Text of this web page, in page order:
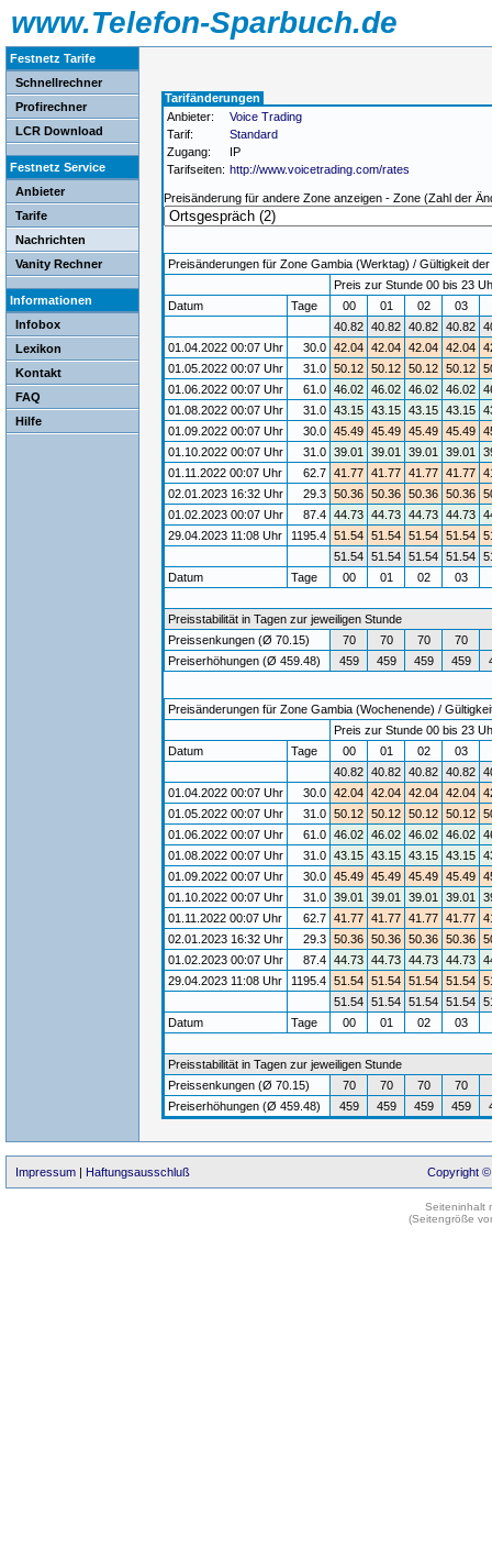
www.Telefon-Sparbuch.de
Festnetz Tarife
Schnellrechner
Profirechner
LCR Download
Festnetz Service
Anbieter
Tarife
Nachrichten
Vanity Rechner
Informationen
Infobox
Lexikon
Kontakt
FAQ
Hilfe
Tarifänderungen
Anbieter:
Voice Trading
Tarif:
Standard
Zugang:
IP
Tarifseiten: http://www.voicetrading.com/rates
Preisänderung für andere Zone anzeigen - Zone (Zahl der
Preisänderungen für Zone Gambia (Werktag) / Gültigkeit
Preis zur Stunde 00 bis 23
Datum
Tage 00 01 02 03
40.82 40.82 40.82 40.82
01.04.2022 00:07 Uhr
30.0 42.04 42.04 42.04 42.04
01.05.2022 00:07 Uhr
31.0 50.12 50.12 50.12 50.12
01.06.2022 00:07 Uhr
61.0 46.02 46.02 46.02 46.02
01.08.2022 00:07 Uhr
31.0 43.15 43.15 43.15 43.15
01.09.2022 00:07 Uhr
30.0 45.49 45.49 45.49 45.49
01.10.2022 00:07 Uhr
31.0 39.01 39.01 39.01 39.01
01.11.2022 00:07 Uhr
62.7 41.77 41.77 41.77 41.77
02.01.2023 16:32 Uhr
29.3 50.36 50.36 50.36 50.36
01.02.2023 00:07 Uhr
87.4 44.73 44.73 44.73 44.73
29.04.2023 11:08 Uhr
1195.4 51.54 51.54 51.54 51.54
51.54 51.54 51.54 51.54
Datum
Tage 00 01 02 03
Preisstabilität in Tagen zur jeweiligen Stunde
Preissenkungen (Ø 70.15)
70 70 70 70
Preiserhöhungen (Ø 459.48)
459 459 459 459
Preisänderungen für Zone Gambia (Wochenende) /
Preis zur Stunde 00 bis 23
Datum
Tage 00 01 02 03
40.82 40.82 40.82 40.82
01.04.2022 00:07 Uhr
30.0 42.04 42.04 42.04 42.04
01.05.2022 00:07 Uhr
31.0 50.12 50.12 50.12 50.12
01.06.2022 00:07 Uhr
61.0 46.02 46.02 46.02 46.02
01.08.2022 00:07 Uhr
31.0 43.15 43.15 43.15 43.15
01.09.2022 00:07 Uhr
30.0 45.49 45.49 45.49 45.49
01.10.2022 00:07 Uhr
31.0 39.01 39.01 39.01 39.01
01.11.2022 00:07 Uhr
62.7 41.77 41.77 41.77 41.77
02.01.2023 16:32 Uhr
29.3 50.36 50.36 50.36 50.36
01.02.2023 00:07 Uhr
87.4 44.73 44.73 44.73 44.73
29.04.2023 11:08 Uhr
1195.4 51.54 51.54 51.54 51.54
51.54 51.54 51.54 51.54
Datum
Tage 00 01 02 03
Preisstabilität in Tagen zur jeweiligen Stunde
Preissenkungen (Ø 70.15)
70 70 70 70
Preiserhöhungen (Ø 459.48)
459 459 459 459
Impressum | Haftungsausschluß Copyright ©
Seiteninhalt
(Seitengröße